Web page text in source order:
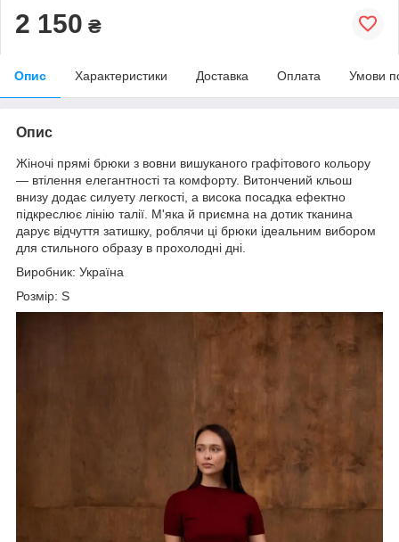
2 150 ₴
Опис Характеристики Доставка Оплата Умови
Опис
Жіночі прямі брюки з вовни вишуканого графітового кольору
— втілення елегантності та комфорту. Витончений кльош
внизу додає силуету легкості, а висока посадка ефектно
підкреслює лінію талії. М'яка й приємна на дотик тканина
дарує відчуття затишку, роблячи ці брюки ідеальним вибором
для стильного образу в прохолодні дні.
Виробник: Україна
Розмір: S